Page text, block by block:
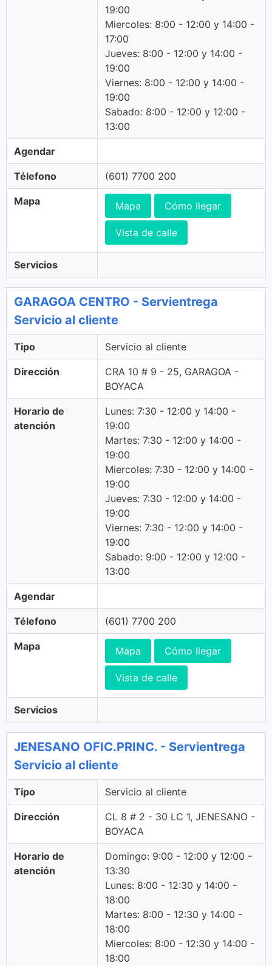
19:00
Miercoles: 8:00 - 12:00 y 14:00 -
17:00
Jueves: 8:00 - 12:00 y 14:00 -
19:00
Viernes: 8:00 - 12:00 y 14:00 -
19:00
Sabado: 8:00 - 12:00 y 12:00 -
13:00
Agendar
Télefono (601) 7700 200
Mapa Mapa Cómo llegar
Vista de calle
Servicios
GARAGOA CENTRO - Servientrega
Servicio al cliente
Tipo Servicio al cliente
Dirección
CRA 10 # 9 - 25, GARAGOA -
BOYACA
Horario de
atención
Lunes: 7:30 - 12:00 y 14:00 -
19:00
Martes: 7:30 - 12:00 y 14:00 -
19:00
Miercoles: 7:30 - 12:00 y 14:00 -
19:00
Jueves: 7:30 - 12:00 y 14:00 -
19:00
Viernes: 7:30 - 12:00 y 14:00 -
19:00
Sabado: 9:00 - 12:00 y 12:00 -
13:00
Agendar
Télefono (601) 7700 200
Mapa Mapa Cómo llegar
Vista de calle
Servicios
JENESANO OFIC.PRINC. - Servientrega
Servicio al cliente
Tipo Servicio al cliente
Dirección
CL 8 # 2 - 30 LC 1, JENESANO -
BOYACA
Horario de
atención
Domingo: 9:00 - 12:00 y 12:00 -
13:30
Lunes: 8:00 - 12:30 y 14:00 -
18:00
Martes: 8:00 - 12:30 y 14:00 -
18:00
Miercoles: 8:00 - 12:30 y 14:00 -
18:00